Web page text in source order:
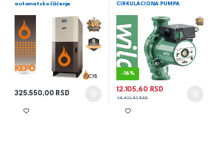
automatsko čišćenje
325.550,00 RSD
CIRKULACIONA PUMPA
-16%
12.105,60 RSD
14.411,43RSD